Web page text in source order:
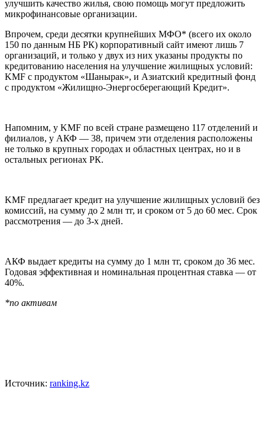
улучшить качество жилья, свою помощь могут предложить
микрофинансовые организации.
Впрочем, среди десятки крупнейших МФО* (всего их около
150 по данным НБ РК) корпоративный сайт имеют лишь 7
организаций, и только у двух из них указаны продукты по
кредитованию населения на улучшение жилищных условий:
KMF с продуктом «Шанырак», и Азиатский кредитный фонд
с продуктом «Жилищно-Энергосберегающий Кредит».
Напомним, у KMF по всей стране размещено 117 отделений и
филиалов, у АКФ — 38, причем эти отделения расположены
не только в крупных городах и областных центрах, но и в
остальных регионах РК.
KMF предлагает кредит на улучшение жилищных условий без
комиссий, на сумму до 2 млн тг, и сроком от 5 до 60 мес. Срок
рассмотрения — до 3-х дней.
АКФ выдает кредиты на сумму до 1 млн тг, сроком до 36 мес.
Годовая эффективная и номинальная процентная ставка — от
40%.
*по активам
Источник: ranking.kz